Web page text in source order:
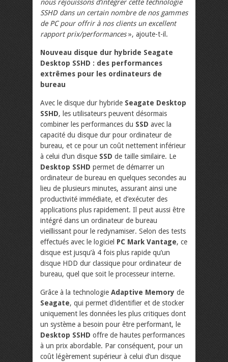
nous réjouissons d’intégrer cette technologie
SSHD dans un certain nombre de nos gammes
de PC pour offrir à nos clients un excellent
rapport prix/performances», ajoute-t-il.
Nouveau disque dur hybride Seagate
Desktop SSHD : des performances
extrêmes pour les ordinateurs de
bureau
Avec le disque dur hybride Seagate Desktop
SSHD, les utilisateurs peuvent désormais
combiner les performances du SSD avec la
capacité du disque dur pour ordinateur de
bureau, et ce pour un coût nettement inférieur
à celui d’un disque SSD de taille similaire. Le
Desktop SSHD permet de démarrer un
ordinateur de bureau en quelques secondes au
lieu de plusieurs minutes, assurant ainsi une
productivité immédiate, et d’exécuter des
applications plus rapidement. Il peut aussi être
intégré dans un ordinateur de bureau
vieillissant pour le redynamiser. Selon des tests
effectués avec le logiciel PC Mark Vantage, ce
disque est jusqu’à 4 fois plus rapide qu’un
disque HDD dur classique pour ordinateur de
bureau, quel que soit le processeur interne.
Grâce à la technologie Adaptive Memory de
Seagate, qui permet d’identifier et de stocker
uniquement les données les plus critiques dont
un système a besoin pour être performant, le
Desktop SSHD offre de hautes performances
à un prix abordable. Par conséquent, pour un
coût légèrement supérieur à celui d’un disque